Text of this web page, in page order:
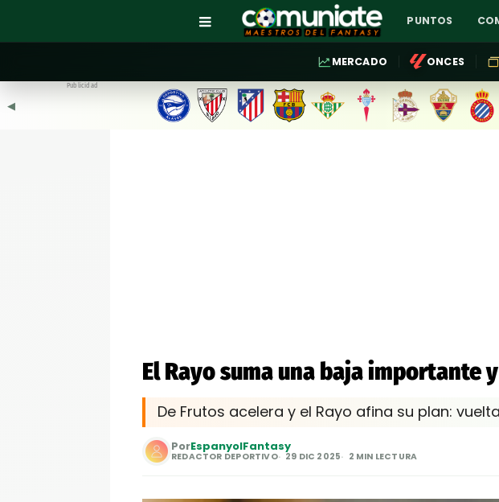
PUNTOS
MERCADO ONCES
◀︎
Publicidad
El Rayo suma una baja importante
De Frutos acelera y el Rayo afina su plan:
PorEspanyolFantasy
REDACTOR DEPORTIVO 29 DIC 2025 2 MIN LECTURA